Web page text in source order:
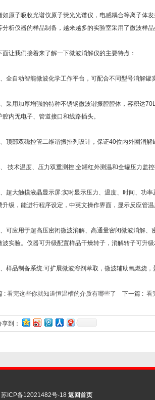
子吸收光谱仪原子荧光光谱仪，电感耦合等离子体发
分析仪器的样品制备，越来越多的实验室采用了微波样
我们接着来了解一下微波消解仪的主要特点：
自动智能微波化学工作平台，可配合不同型号消解罐
用加厚增强的特种不锈钢微波谐振腔腔体，容积达
腔内无电子、管道接口和线路插头。
部双磁控管二维谐振排列设计，保证40位内外圈消解
术温度、压力双重测控;全罐红外测温和全罐压力监控
大触摸液晶显示屏:实时显示压力、温度、时间、功率
升级，能进行程序设定，中英文操作界面，显示反应管温
应用于超高压密闭微波消解、高通量密闭微波消解、
波实验。仪器可升级配置样品干燥转子，消解转子可升级
品制备系统:可扩展微波溶剂萃取，微波辅助氧燃烧，
: 看完这些你就知道恒温槽的介质有哪些了 下一篇 : 看
享到：
苏ICP备12021482号-18 返回首页